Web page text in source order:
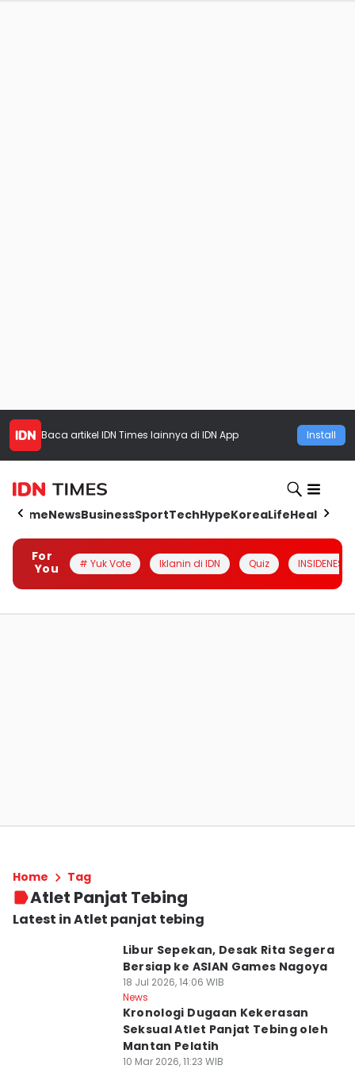
Baca artikel IDN Times lainnya di IDN App Install
HomeNewsBusinessSportTechHypeKoreaLifeHealth
For
You
# Yuk Vote Iklanin di IDN Quiz INSIDENESIA
Home Tag
Atlet Panjat Tebing
Latest in Atlet panjat tebing
Libur Sepekan, Desak Rita Segera
Bersiap ke ASIAN Games Nagoya
18 Jul 2026, 14:06 WIB
News
Kronologi Dugaan Kekerasan
Seksual Atlet Panjat Tebing oleh
Mantan Pelatih
10 Mar 2026, 11:23 WIB